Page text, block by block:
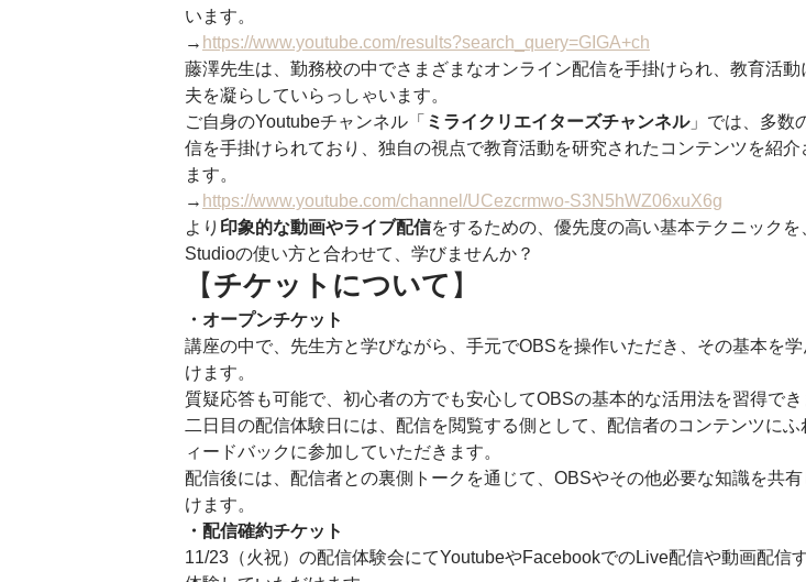
います。
→ https://www.youtube.com/results?search_query=GIGA+ch
藤澤先生は、勤務校の中でさまざまなオンライン配信を手掛けられ、教育活動
夫を凝らしていらっしゃいます。
ご自身のYoutubeチャンネル「 ミライクリエイターズチャンネル」では、多数
信を手掛けられており、独自の視点で教育活動を研究されたコンテンツを紹介
ます。
→ https://www.youtube.com/channel/UCezcrmwo-S3N5hWZ06xuX6g
より 印象的な動画やライブ配信をするための、優先度の高い基本テクニックを
Studioの使い方と合わせて、学びませんか？
【チケットについて 】
・オープンチケット
講座の中で、先生方と学びながら、手元でOBSを操作いただき、その基本を
けます。
質疑応答も可能で、初心者の方でも安心してOBSの基本的な活用法を習得でき
二日目の配信体験日には、配信を閲覧する側として、配信者のコンテンツにふ
ィードバックに参加していただきます。
配信後には、配信者との裏側トークを通じて、OBSやその他必要な知識を共
けます。
・配信確約チケット
11/23（火祝）の配信体験会にてYoutubeやFacebookでのLive配信や動画配信